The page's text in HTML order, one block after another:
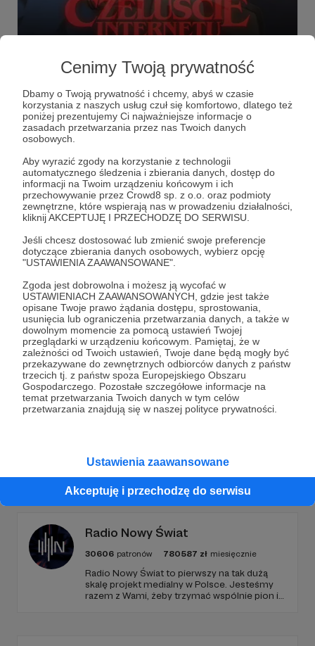
Cenimy Twoją prywatność
Dbamy o Twoją prywatność i chcemy, abyś w czasie
korzystania z naszych usług czuł się komfortowo, dlatego też
poniżej prezentujemy Ci najważniejsze informacje o
zasadach przetwarzania przez nas Twoich danych
osobowych.
Aby wyrazić zgody na korzystanie z technologii
automatycznego śledzenia i zbierania danych, dostęp do
informacji na Twoim urządzeniu końcowym i ich
przechowywanie przez Crowd8 sp. z o.o. oraz podmioty
zewnętrzne, które wspierają nas w prowadzeniu działalności,
kliknij AKCEPTUJĘ I PRZECHODZĘ DO SERWISU.
Jeśli chcesz dostosować lub zmienić swoje preferencje
dotyczące zbierania danych osobowych, wybierz opcję
"USTAWIENIA ZAAWANSOWANE".
Zgoda jest dobrowolna i możesz ją wycofać w
USTAWIENIACH ZAAWANSOWANYCH, gdzie jest także
opisane Twoje prawo żądania dostępu, sprostowania,
usunięcia lub ograniczenia przetwarzania danych, a także w
dowolnym momencie za pomocą ustawień Twojej
przeglądarki w urządzeniu końcowym. Pamiętaj, że w
zależności od Twoich ustawień, Twoje dane będą mogły być
przekazywane do zewnętrznych odbiorców danych z państw
trzecich tj. z państw spoza Europejskiego Obszaru
Gospodarczego. Pozostałe szczegółowe informacje na
temat przetwarzania Twoich danych w tym celów
przetwarzania znajdują się w naszej polityce prywatności.
Ustawienia zaawansowane
Akceptuję i przechodzę do serwisu
Przedpremierowy dostęp do odcinka o
najgorszych metalowych albumach 2021
[Post dla Patronów wspierających od kwoty 28 zł]
dostęp czeluście internetu
Dołącz do grona Patronów!
Wesprzyj działalność AutoraMetalurgiajuż teraz!
Zostań Patronem
Promowani autorzy
Radio Nowy Świat
30606 patronów 780587 zł miesięcznie
Radio Nowy Świat to pierwszy na tak dużą
skalę projekt medialny w Polsce. Jesteśmy
razem z Wami, żeby trzymać wspólnie pion i